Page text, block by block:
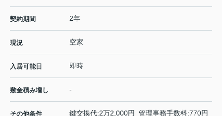
契約期間 2年
現況 空家
入居可能日 即時
敷金積み増し -
その他条件 鍵交換代:2万2,000円 管理事務手数料:770円